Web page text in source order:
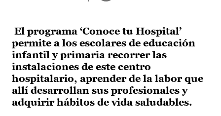
El programa ‘Conoce tu Hospital’
permite a los escolares de educación
infantil y primaria recorrer las
instalaciones de este centro
hospitalario, aprender de la labor que
allí desarrollan sus profesionales y
adquirir hábitos de vida saludables.